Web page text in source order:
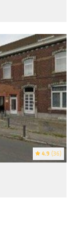
4.9 (36)